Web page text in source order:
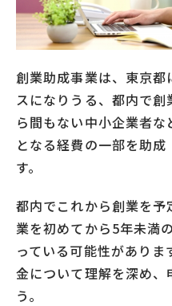
創業助成事業は、東京
スになりうる、都内で
ら間もない中小企業者
となる経費の一部を助
す。
都内でこれから創業を
業を初めてから5年未満
っている可能性があり
金について理解を深め、
う。